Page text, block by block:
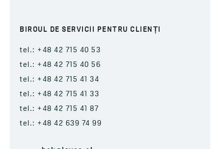
BIROUL DE SERVICII PENTRU CLIENȚI
tel.: +48 42 715 40 53
tel.: +48 42 715 40 56
tel.: +48 42 715 41 34
tel.: +48 42 715 41 33
tel.: +48 42 715 41 87
tel.: +48 42 639 74 99